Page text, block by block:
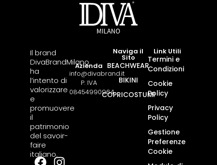
Il brand
DivaBrandMilano
ha
l’intento di
valorizzare
e
promuovere
il
patrimonio
del savoir-
faire
italiano.
Azienda
info@divabrand.it
P. IVA
08454990964
Naviga il
Sito
BEACHWEAR
BIKINI
COPRICOSTUMI
Link Utili
Termini e
Condizioni
Cookie
Policy
Privacy
Policy
Gestione
Preferenze
Cookie